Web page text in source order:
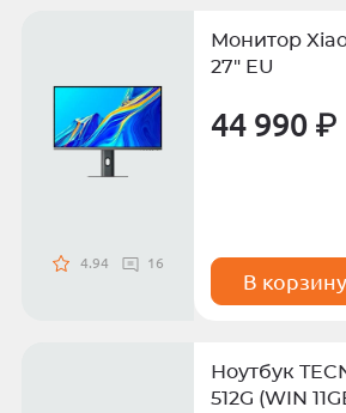
4.94 16
Монитор
27" EU
44 990 ₽
В корзину
Ноутбук
512G (WIN
Отправить код по СМС
Отправить код еще раз через
сек.